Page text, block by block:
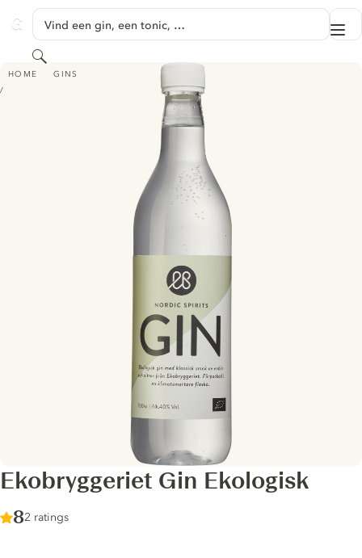
GINVENTORY
Vind een gin, een tonic, …
Zoeken
HOME GINS
EKOBRYGGERIET GIN EKOLOGISK
Ekobryggeriet Gin Ekologisk
Score :
8/ 10
2 ratings